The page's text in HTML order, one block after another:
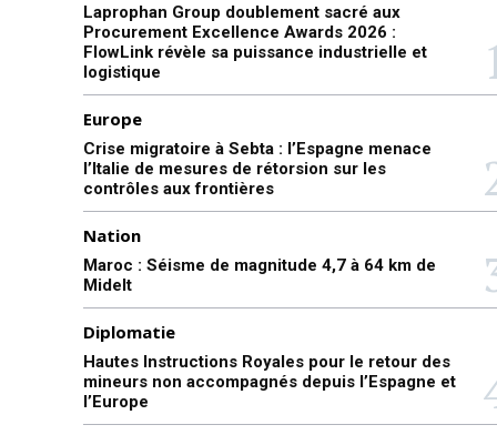
Laprophan Group doublement sacré aux
Procurement Excellence Awards 2026 :
FlowLink révèle sa puissance industrielle et
logistique
Europe
Crise migratoire à Sebta : l’Espagne menace
l’Italie de mesures de rétorsion sur les
contrôles aux frontières
Nation
Maroc : Séisme de magnitude 4,7 à 64 km de
Midelt
Diplomatie
Hautes Instructions Royales pour le retour des
mineurs non accompagnés depuis l’Espagne et
l’Europe